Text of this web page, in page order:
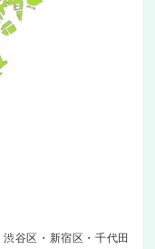
渋谷区 新宿区
千代田